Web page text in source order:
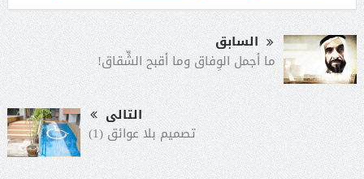
السابق
ما أجمل الوِفاق وما أقبح الشِّقاق!
التالى
تصميم بلا عوائق (1)